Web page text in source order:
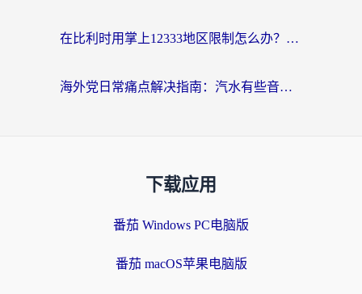
在比利时用掌上12333地区限制怎么办？海外华人亲测有效的回国加速方案
海外党日常痛点解决指南：汽水有些音乐在国外无法播放怎么办？
下载应用
番茄 Windows PC电脑版
番茄 macOS苹果电脑版